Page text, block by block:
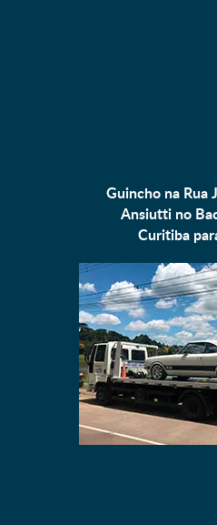
Guincho na Rua
Ansiutti no
Curitiba